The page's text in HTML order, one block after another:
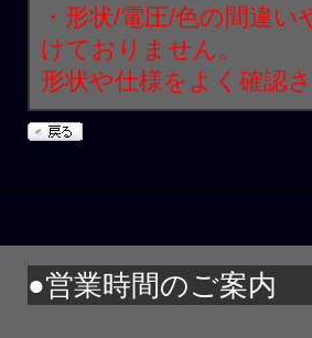
・形状/電圧/色の間違
けておりません。
形状や仕様をよく確認
●営業時間のご案内